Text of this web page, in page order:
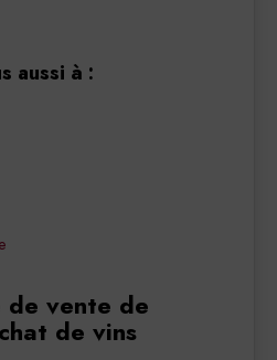
aussi à :
vente de
de vins